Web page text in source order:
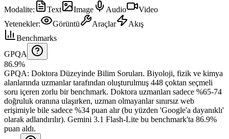
Modalite: Text Image Audio
Video
Yetenekler: Görüntü Araçlar
Akış
Benchmarks
GPQA
86.9%
GPQA: Doktora Düzeyinde Bilim Soruları. Biyoloji, fizik ve kimya
alanlarında uzmanlar tarafından oluşturulmuş 448 çoktan seçmeli
soru içeren zorlu bir benchmark. Doktora uzmanları sadece %65-74
doğruluk oranına ulaşırken, uzman olmayanlar sınırsız web
erişimiyle bile sadece %34 puan alır (bu yüzden 'Google'a dayanıklı'
olarak adlandırılır). Gemini 3.1 Flash-Lite bu benchmark'ta 86.9%
puan aldı.